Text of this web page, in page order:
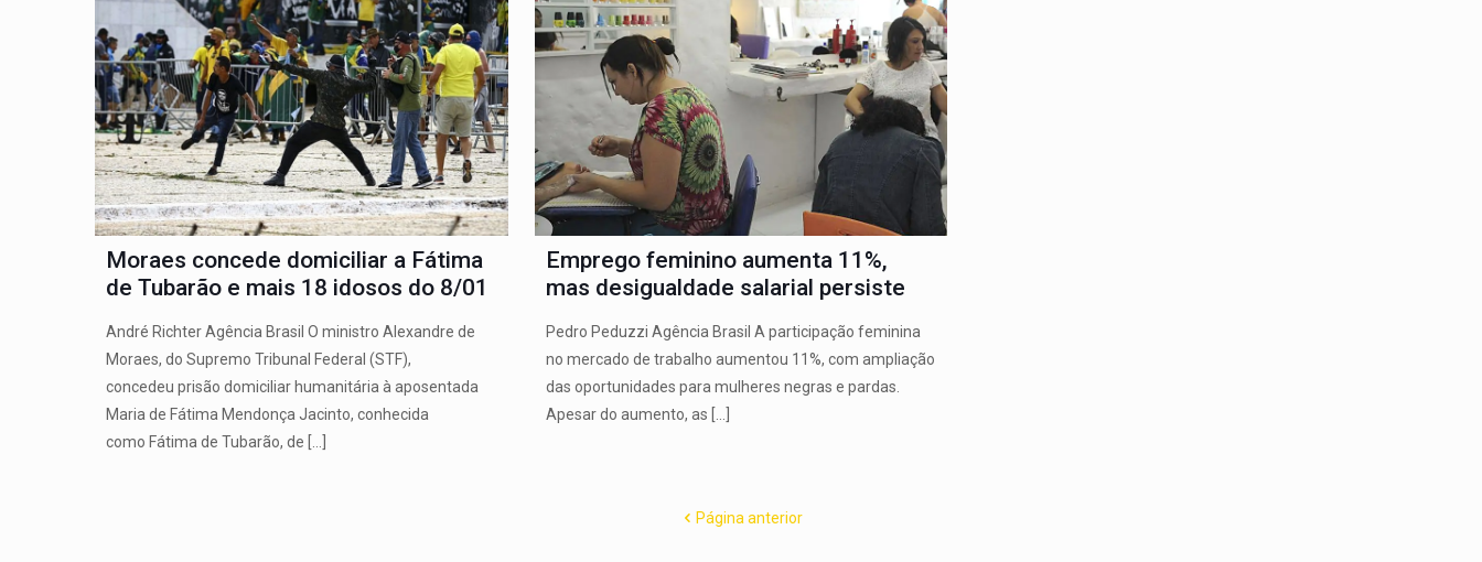
Moraes concede domiciliar a Fátima
de Tubarão e mais 18 idosos do 8/01
André Richter Agência Brasil O ministro Alexandre de
Moraes, do Supremo Tribunal Federal (STF),
concedeu prisão domiciliar humanitária à aposentada
Maria de Fátima Mendonça Jacinto, conhecida
como Fátima de Tubarão, de
Emprego feminino aumenta 11%,
mas desigualdade salarial persiste
Pedro Peduzzi Agência Brasil A participação feminina
no mercado de trabalho aumentou 11%, com ampliação
das oportunidades para mulheres negras e pardas.
Apesar do aumento, as
Página anterior